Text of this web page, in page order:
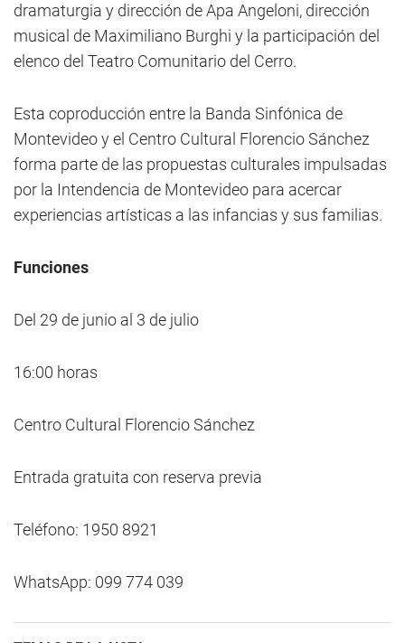
dramaturgia y dirección de Apa Angeloni, dirección
musical de Maximiliano Burghi y la participación del
elenco del Teatro Comunitario del Cerro.
Esta coproducción entre la Banda Sinfónica de
Montevideo y el Centro Cultural Florencio Sánchez
forma parte de las propuestas culturales impulsadas
por la Intendencia de Montevideo para acercar
experiencias artísticas a las infancias y sus familias.
Funciones
Del 29 de junio al 3 de julio
16:00 horas
Centro Cultural Florencio Sánchez
Entrada gratuita con reserva previa
Teléfono: 1950 8921
WhatsApp: 099 774 039